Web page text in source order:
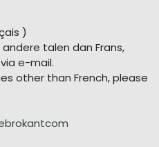
)
andere talen dan Frans,
e-mail.
other than French, please